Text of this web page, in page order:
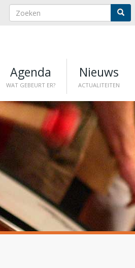
Agenda
WAT GEBEURT ER?
Nieuws
ACTUALITEITEN